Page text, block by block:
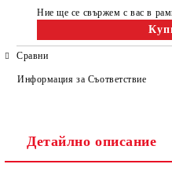
Ние ще се свържем с вас в
Сравни
Информация за Съответствие
Детайлно описание